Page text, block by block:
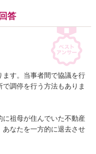
答
す。当事者間で協議を行
調停を行う方法もありま
祖母が住んでいた不動産
あなたを一方的に退去させ